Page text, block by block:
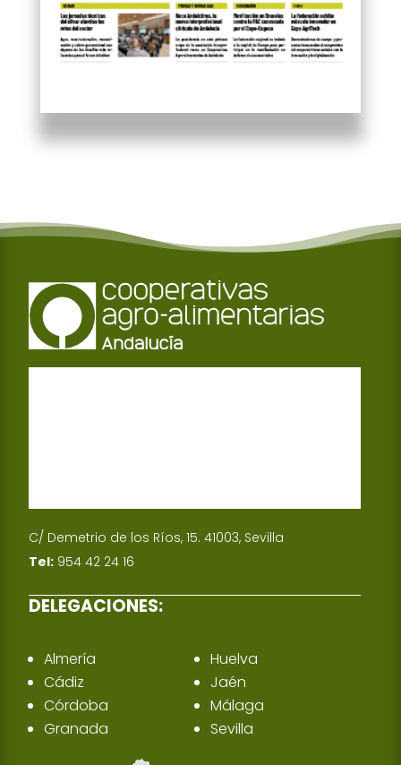
C/ Demetrio de los Ríos, 15. 41003, Sevilla
Tel: 954 42 24 16
DELEGACIONES:
Almería
Cádiz
Córdoba
Granada
Huelva
Jaén
Málaga
Sevilla